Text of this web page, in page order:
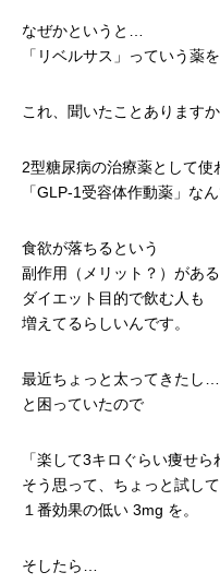
なぜかというと…
「リベルサス」っていう薬
これ、聞いたことありますか
2型糖尿病の治療薬として使
「GLP-1受容体作動薬」なん
食欲が落ちるという
副作用（メリット？）がある
ダイエット目的で飲む人も
増えてるらしいんです。
最近ちょっと太ってきたし…
と困っていたので
「楽して3キロぐらい痩せら
そう思って、ちょっと試して
１番効果の低い 3mg を。
そしたら…